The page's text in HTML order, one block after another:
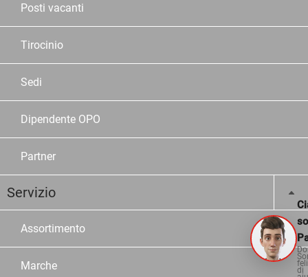
Posti vacanti
Tirocinio
Sedi
Dipendente OPO
Partner
Servizio
Assortimento
Marche di